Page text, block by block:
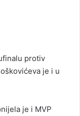
protiv
je i u
je i MVP